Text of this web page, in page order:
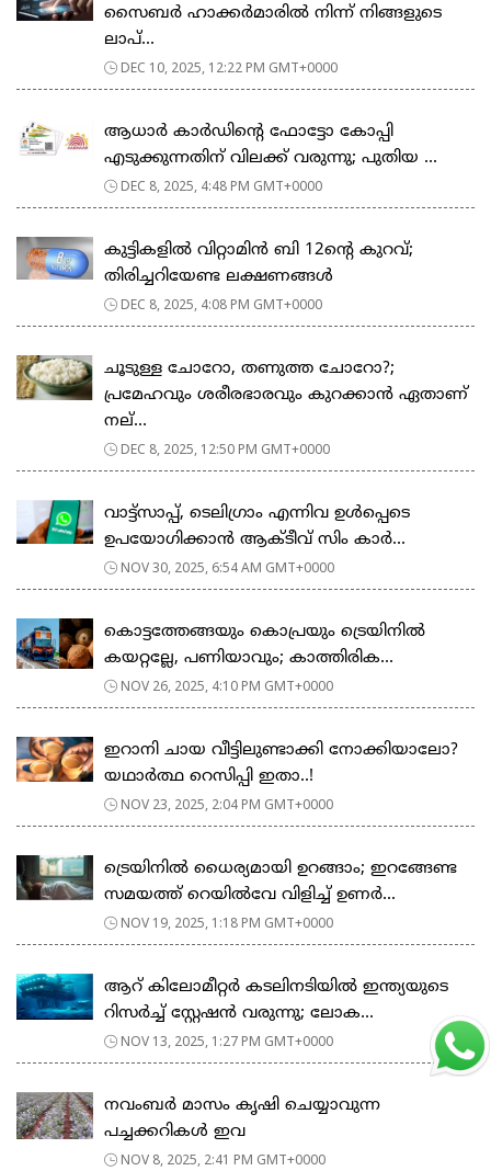
സൈബർ ഹാക്കർമാരിൽ നിന്ന് നിങ്ങളുടെ
ലാപ്‌...
DEC 10, 2025, 12:22 PM GMT+0000
ആധാർ കാർഡിന്റെ ഫോട്ടോ കോപ്പി
എടുക്കുന്നതിന് വിലക്ക് വരുന്നു; പുതിയ ...
DEC 8, 2025, 4:48 PM GMT+0000
കുട്ടികളിൽ വിറ്റാമിൻ ബി 12ന്‍റെ കുറവ്;
തിരിച്ചറിയേണ്ട ലക്ഷണങ്ങള്‍
DEC 8, 2025, 4:08 PM GMT+0000
ചൂടുള്ള ചോറോ, തണുത്ത ചോറോ?;
പ്രമേഹവും ശരീരഭാരവും കുറക്കാൻ ഏതാണ്
നല്...
DEC 8, 2025, 12:50 PM GMT+0000
വാട്ട്സാപ്പ്, ടെലിഗ്രാം എന്നിവ ഉൾപ്പെടെ
ഉപയോഗിക്കാൻ ആക്ടീവ് സിം കാർ...
NOV 30, 2025, 6:54 AM GMT+0000
കൊട്ടത്തേങ്ങയും കൊപ്രയും ട്രെയിനില്‍
കയറ്റല്ലേ, പണിയാവും; കാത്തിരിക...
NOV 26, 2025, 4:10 PM GMT+0000
ഇറാനി ചായ വീട്ടിലുണ്ടാക്കി നോക്കിയാലോ?
യഥാർത്ഥ റെസിപ്പി ഇതാ..!
NOV 23, 2025, 2:04 PM GMT+0000
ട്രെയിനിൽ ധൈര്യമായി ഉറങ്ങാം; ഇറങ്ങേണ്ട
സമയത്ത് റെയിൽവേ വിളിച്ച് ഉണർ...
NOV 19, 2025, 1:18 PM GMT+0000
ആറ് കിലോമീറ്റർ കടലിനടിയിൽ ഇന്ത്യയുടെ
റിസർച്ച് സ്റ്റേഷൻ വരുന്നു; ലോക...
NOV 13, 2025, 1:27 PM GMT+0000
നവംബർ മാസം കൃഷി ചെയ്യാവുന്ന
പച്ചക്കറികൾ ഇവ
NOV 8, 2025, 2:41 PM GMT+0000